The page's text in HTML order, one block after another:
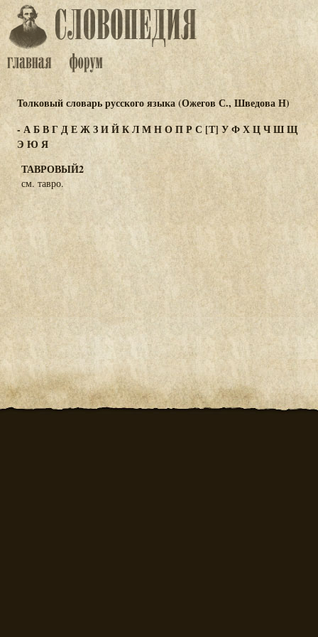
Толковый словарь русского языка (Ожегов С., Шведова Н)
-АБВГДЕЖЗИЙКЛМНОПР С[Т] УФХЦЧШЩ
Э Ю Я
ТАВРОВЫЙ2
см. тавро.